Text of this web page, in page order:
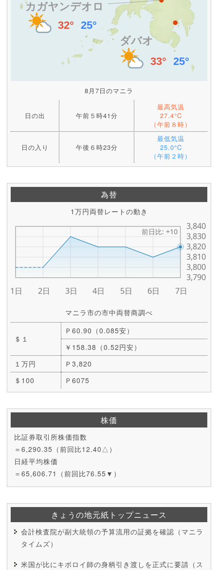
8月7日のマニラ
日の出 午前５時41分
最高気温
27.4°C
（午前８時）
日の入り 午後６時23分
最低気温
25.0°C
（午前２時）
為替
1万円両替レートの動き
マニラ市の市中両替商調べ
＄１
Ｐ60.90（0.085安）
￥158.38（0.52円安）
１万円
Ｐ3,820
＄100
Ｐ6075
株価
比証券取引所株価指数
＝6,290.35（前回比12.40△）
日経平均株価
＝65,606.71（前回比76.55▼）
きょうの地元紙トップニュース
会計検査院が副大統領の予算流用の証拠を確認（マニラ
タイムズ）
米国が比にキボロイ師の身柄引き渡しを正式に要請（ス